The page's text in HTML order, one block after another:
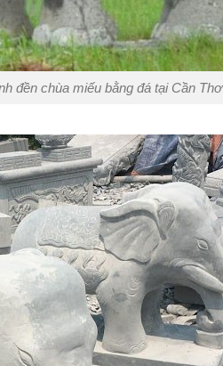
đền chùa miếu bằng đá tại Cần Thơ